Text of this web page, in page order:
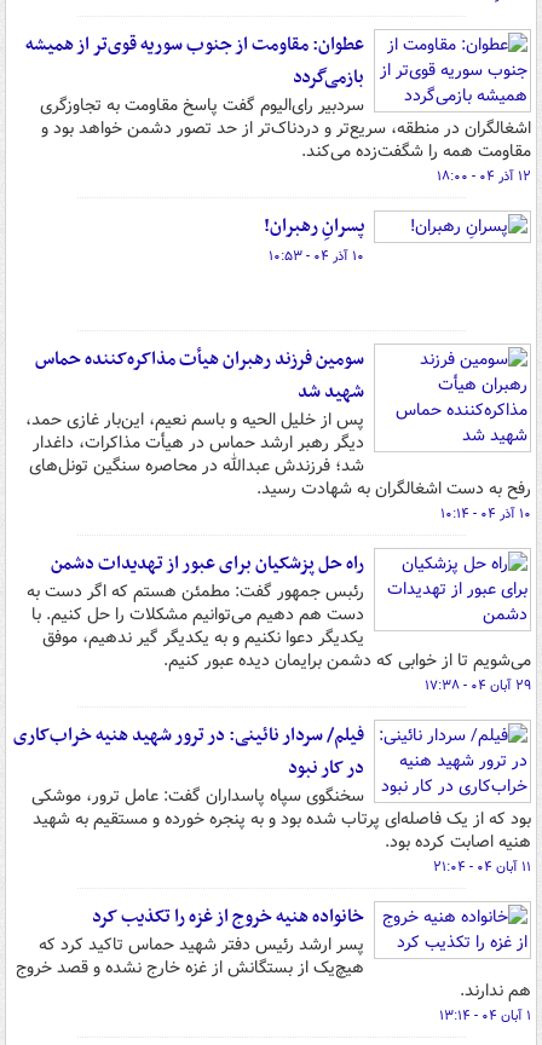
عطوان: مقاومت از جنوب سوریه قوی‌تر از همیشه
بازمی‌گردد
سردبیر رای‌الیوم گفت پاسخ مقاومت به تجاوزگری
اشغالگران در منطقه، سریع‌تر و دردناک‌تر از حد تصور دشمن خواهد بود و
مقاومت همه را شگفت‌زده می‌کند.
۱۲ آذر ۰۴ - ۱۸:۰۰
پسرانِ رهبران!
۱۰ آذر ۰۴ - ۱۰:۵۳
سومین فرزند رهبران هیأت مذاکره‌کننده حماس
شهید شد
پس از خلیل الحیه و باسم نعیم، این‌بار غازی حمد،
دیگر رهبر ارشد حماس در هیأت مذاکرات، داغدار
شد؛ فرزندش عبدالله در محاصره سنگین تونل‌های
رفح به دست اشغالگران به شهادت رسید.
۱۰ آذر ۰۴ - ۱۰:۱۴
راه حل پزشکیان برای عبور از تهدیدات دشمن
رئبس جمهور گفت: مطمئن هستم که اگر دست به
دست هم دهیم می‌توانیم مشکلات را حل کنیم. با
یکدیگر دعوا نکنیم و به یکدیگر گیر ندهیم، موفق
می‌شویم تا از خوابی که دشمن برایمان دیده عبور کنیم.
۲۹ آبان ۰۴ - ۱۷:۳۸
فیلم/ سردار نائینی: در ترور شهید هنیه خراب‌کاری
در کار نبود
سخنگوی سپاه پاسداران گفت: عامل ترور، موشکی
بود که از یک فاصله‌ای پرتاب شده بود و به پنجره خورده و مستقیم به شهید
هنیه اصابت کرده بود.
۱۱ آبان ۰۴ - ۲۱:۰۴
خانواده هنیه خروج از غزه را تکذیب کرد
پسر ارشد رئیس دفتر شهید حماس تاکید کرد که
هیچ‌یک از بستگانش از غزه خارج نشده و قصد خروج
هم ندارند.
۱ آبان ۰۴ - ۱۳:۱۴